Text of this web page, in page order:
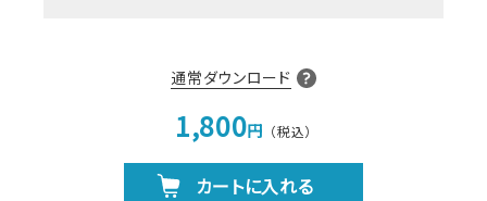
通常ダウンロード
1,800円
カートに入れる